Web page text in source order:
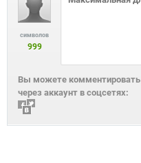
символов
999
Вы можете комментировать
через аккаунт в соцсетях: